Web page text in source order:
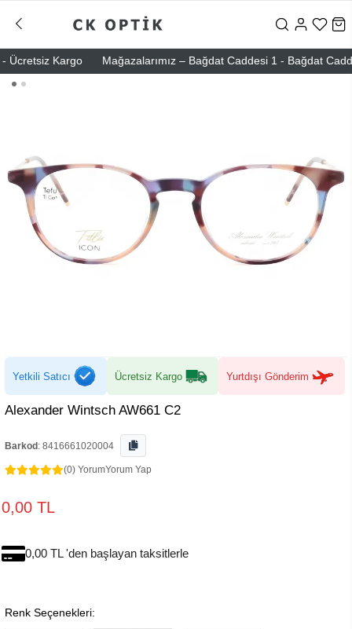
Kargo Mağazalarımız – Bağdat Caddesi 1 - Bağdat
Yetkili Satıcı Ücretsiz Kargo Yurtdışı Gönderim
Alexander Wintsch AW661 C2
Barkod : 8416661020004
(0) YorumYorum Yap
0,00 TL
0,00 TL 'den başlayan taksitlerle
Renk Seçenekleri: